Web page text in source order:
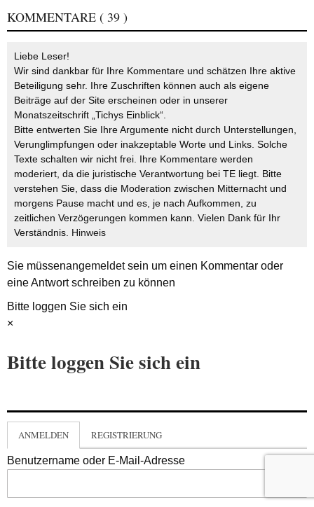
KOMMENTARE ( 39 )
Liebe Leser!
Wir sind dankbar für Ihre Kommentare und schätzen Ihre aktive
Beteiligung sehr. Ihre Zuschriften können auch als eigene
Beiträge auf der Site erscheinen oder in unserer
Monatszeitschrift „Tichys Einblick“.
Bitte entwerten Sie Ihre Argumente nicht durch Unterstellungen,
Verunglimpfungen oder inakzeptable Worte und Links. Solche
Texte schalten wir nicht frei. Ihre Kommentare werden
moderiert, da die juristische Verantwortung bei TE liegt. Bitte
verstehen Sie, dass die Moderation zwischen Mitternacht und
morgens Pause macht und es, je nach Aufkommen, zu
zeitlichen Verzögerungen kommen kann. Vielen Dank für Ihr
Verständnis. Hinweis
Sie müssenangemeldetsein um einen Kommentar oder
eine Antwort schreiben zu können
Bitte loggen Sie sich ein
×
Bitte loggen Sie sich ein
ANMELDEN REGISTRIERUNG
Benutzername oder E-Mail-Adresse